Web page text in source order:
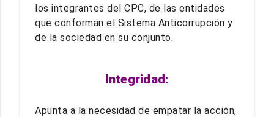
los integrantes del CPC, de las entidades
que conforman el Sistema Anticorrupción y
de la sociedad en su conjunto.
Integridad:
Apunta a la necesidad de empatar la acción,